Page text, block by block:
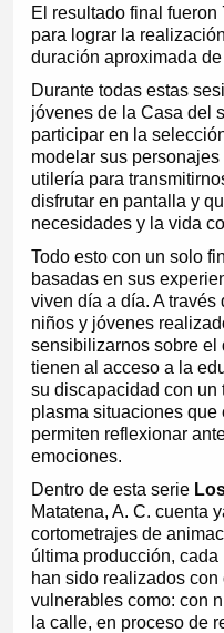
El resultado final
para lograr la
duración aproximada
Durante todas estas
jóvenes de la Casa del
participar en la
modelar sus
utilería para
disfrutar en pantalla y
necesidades y la vida
Todo esto con un solo
basadas en sus
viven día a día. A través
niños y jóvenes
sensibilizarnos sobre el
tienen al acceso a la
su discapacidad con un
plasma situaciones
permiten reflexionar
emociones.
Dentro de esta serie
Matatena, A. C. cuenta
cortometrajes de
última producción,
han sido realizados
vulnerables como: con
la calle, en proceso de